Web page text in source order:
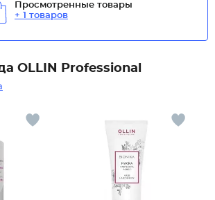
Просмотренные товары
+ 1 товаров
OLLIN Professional